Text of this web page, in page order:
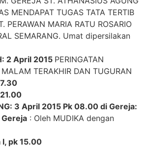
MENDAPAT TUGAS TATA TERTIB
PERAWAN MARIA RATU ROSARIO
SEMARANG. Umat dipersilakan
2 April 2015 PERINGATAN
TERAKHIR DAN TUGURAN
3 April 2015 Pk 08.00 di Gereja:
: Oleh MUDIKA dengan
I, pk 15.00